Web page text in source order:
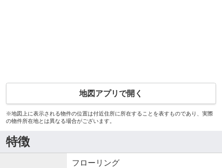
地図アプリで開く
※地図上に表示される物件の位置は付近住所に所在することを表すものであり、実際
の物件所在地とは異なる場合がございます。
特徴
フローリング